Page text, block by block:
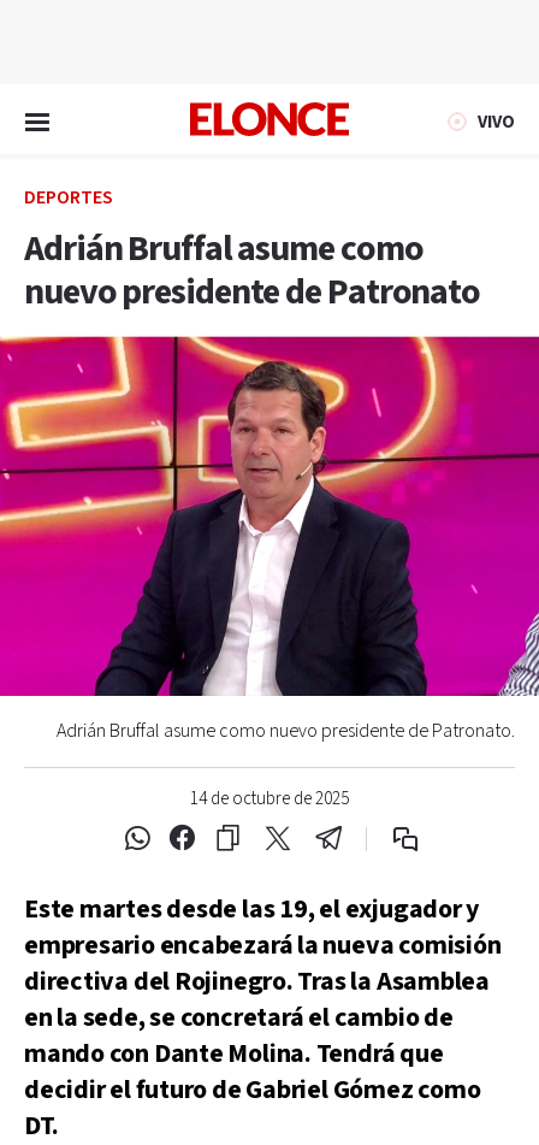
VIVO
DEPORTES
Adrián Bruffal asume como
nuevo presidente de Patronato
14 de octubre de 2025
Adrián Bruffal asume como nuevo presidente de Patronato.
Este martes desde las 19, el exjugador y
empresario encabezará la nueva comisión
directiva del Rojinegro. Tras la Asamblea
en la sede, se concretará el cambio de
mando con Dante Molina. Tendrá que
decidir el futuro de Gabriel Gómez como
DT.